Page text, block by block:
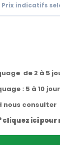
indicatifs
de 2 à 5
: 5 à 10
nous consulter
cliquez ici